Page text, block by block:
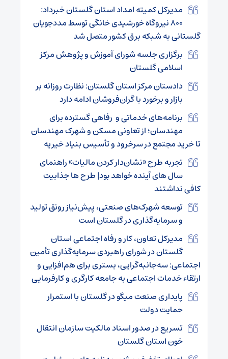
مدیرکل کمیته امداد استان گلستان خبرداد:
۸۰۰ نیروگاه خورشیدی خانگی توسط مددجویان
گلستانی به شبکه برق کشور متصل شد
برگزاری جلسه شورای آموزش و پژوهش مرکز
اسلامی گلستان
دادستان مرکز استان گلستان: نظارت روزانه بر
بازار و برخورد با گران‌فروشان ادامه دارد
برنامه‌های خدماتی و رفاهی گسترده برای
مهندسان؛ از تعاونی مسکن و شهرک مهندسان
تا خرید مجتمع در سرخرود و تأسیس بنیاد خیریه
تجربه طرح «نشان‌دار کردن مالیات» راهنمای
سال های آینده خواهد بود| طرح ها جذابیت
کافی نداشتند
توسعه شهرک‌های صنعتی، پیش‌نیاز رونق تولید
و سرمایه‌گذاری در گلستان است
مدیرکل تعاون، کار و رفاه اجتماعی استان
گلستان در شورای راهبردی سرمایه‌گذاری تأمین
اجتماعی: سه‌جانبه‌گرایی، بستری برای هم‌افزایی و
ارتقاء خدمات اجتماعی به جامعه کارگری و کارفرمایی
پایداری صنعت میگو در گلستان با استمرار
حمایت دولت
تسریع در صدور اسناد مالکیت سازمان انتقال
خون استان گلستان